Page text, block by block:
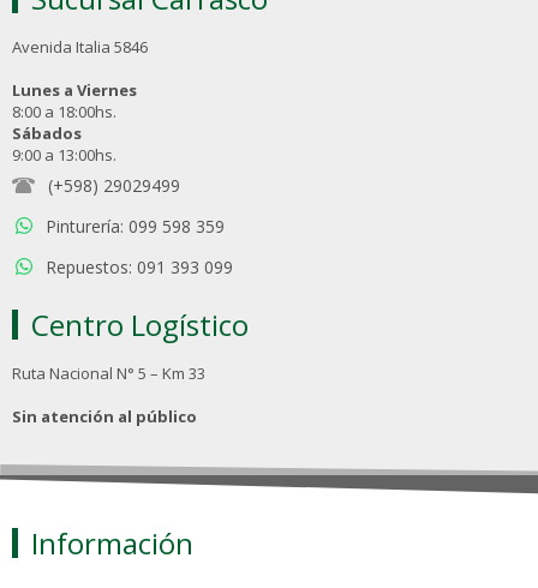
Avenida Italia 5846
Lunes a Viernes
8:00 a 18:00hs.
Sábados
9:00 a 13:00hs.
(+598) 29029499
Pinturería: 099 598 359
Repuestos: 091 393 099
Centro Logístico
Ruta Nacional N° 5 – Km 33
Sin atención al público
Información